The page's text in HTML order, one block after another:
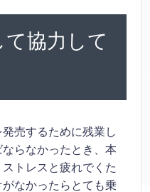
協力して
売するために残業し
らなかったとき、本
トレスと疲れでくた
なかったらとても乗